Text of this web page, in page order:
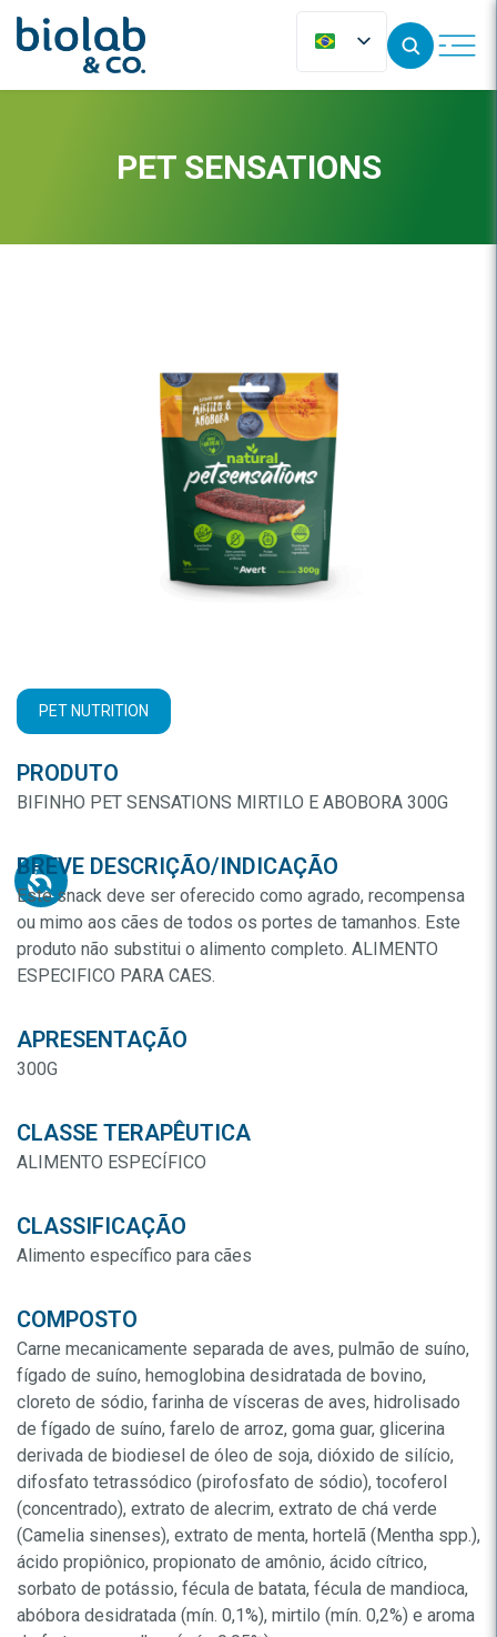
PET SENSATIONS
PET NUTRITION
PRODUTO
BIFINHO PET SENSATIONS MIRTILO E ABOBORA 300G
BREVE DESCRIÇÃO/INDICAÇÃO
Este snack deve ser oferecido como agrado, recompensa
ou mimo aos cães de todos os portes de tamanhos. Este
produto não substitui o alimento completo. ALIMENTO
ESPECIFICO PARA CAES.
APRESENTAÇÃO
300G
CLASSE TERAPÊUTICA
ALIMENTO ESPECÍFICO
CLASSIFICAÇÃO
Alimento específico para cães
COMPOSTO
Carne mecanicamente separada de aves, pulmão de suíno,
fígado de suíno, hemoglobina desidratada de bovino,
cloreto de sódio, farinha de vísceras de aves, hidrolisado
de fígado de suíno, farelo de arroz, goma guar, glicerina
derivada de biodiesel de óleo de soja, dióxido de silício,
difosfato tetrassódico (pirofosfato de sódio), tocoferol
(concentrado), extrato de alecrim, extrato de chá verde
(Camelia sinenses), extrato de menta, hortelã (Mentha spp.),
ácido propiônico, propionato de amônio, ácido cítrico,
sorbato de potássio, fécula de batata, fécula de mandioca,
abóbora desidratada (mín. 0,1%), mirtilo (mín. 0,2%) e aroma